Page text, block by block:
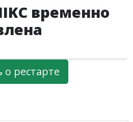
временно
рестарте